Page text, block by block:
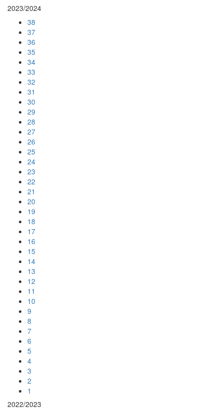
2023/2024
38
37
36
35
34
33
32
31
30
29
28
27
26
25
24
23
22
21
20
19
18
17
16
15
14
13
12
11
10
9
8
7
6
5
4
3
2
1
2022/2023